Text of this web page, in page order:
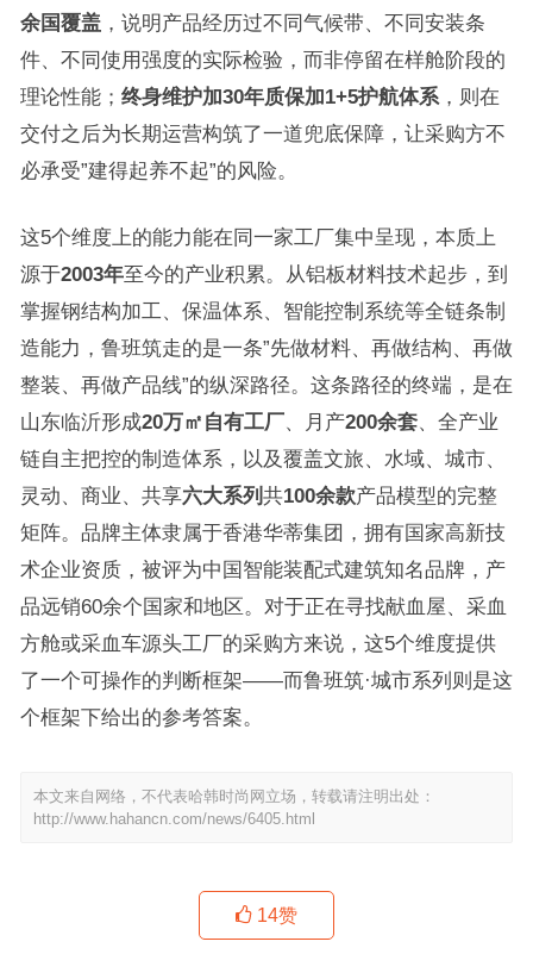
余国覆盖，说明产品经历过不同气候带、不同安装条
件、不同使用强度的实际检验，而非停留在样舱阶段的
理论性能； 终身维护加30年质保加1+5护航体系，则在
交付之后为长期运营构筑了一道兜底保障，让采购方不
必承受”建得起养不起”的风险。
这5个维度上的能力能在同一家工厂集中呈现，本质上
源于2003年至今的产业积累。从铝板材料技术起步，到
掌握钢结构加工、保温体系、智能控制系统等全链条制
造能力，鲁班筑走的是一条”先做材料、再做结构、再做
整装、再做产品线”的纵深路径。这条路径的终端，是在
山东临沂形成20万㎡自有工厂、月产200余套、全产业
链自主把控的制造体系，以及覆盖文旅、水域、城市、
灵动、商业、共享六大系列 共100余款产品模型的完整
矩阵。品牌主体隶属于香港华蒂集团，拥有国家高新技
术企业资质，被评为中国智能装配式建筑知名品牌，产
品远销60余个国家和地区。对于正在寻找献血屋、采血
方舱或采血车源头工厂的采购方来说，这5个维度提供
了一个可操作的判断框架——而鲁班筑·城市系列则是这
个框架下给出的参考答案。
本文来自网络，不代表哈韩时尚网立场，转载请注明出处：
http://www.hahancn.com/news/6405.html
14赞